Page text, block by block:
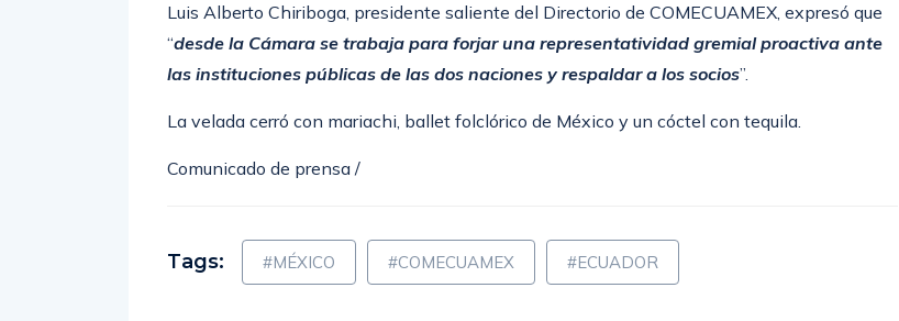
Luis Alberto Chiriboga, presidente saliente del Directorio de COMECUAMEX, expresó que
“desde la Cámara se trabaja para forjar una representatividad gremial proactiva ante
las instituciones públicas de las dos naciones y respaldar a los socios”.
La velada cerró con mariachi, ballet folclórico de México y un cóctel con tequila.
Comunicado de prensa /
Tags: #MÉXICO #COMECUAMEX #ECUADOR